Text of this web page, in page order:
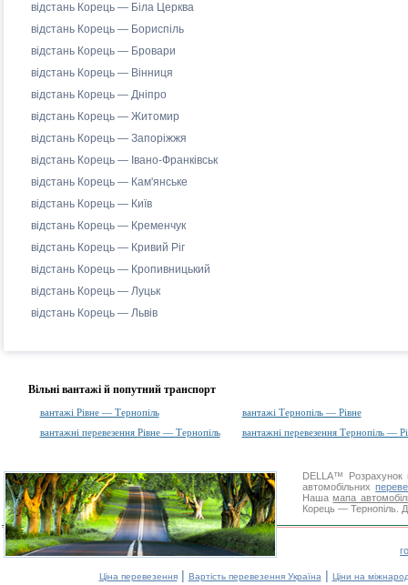
відстань Корець — Біла Церква
відстань Корець — Бориспіль
відстань Корець — Бровари
відстань Корець — Вінниця
відстань Корець — Дніпро
відстань Корець — Житомир
відстань Корець — Запоріжжя
відстань Корець — Івано-Франківськ
відстань Корець — Кам'янське
відстань Корець — Київ
відстань Корець — Кременчук
відстань Корець — Кривий Ріг
відстань Корець — Кропивницький
відстань Корець — Луцьк
відстань Корець — Львів
Вільні вантажі й попутний транспорт
вантажі Рівне — Тернопіль
вантажі Тернопіль — Рівне
вантажні перевезення Рівне — Тернопіль
вантажні перевезення Тернопіль —
DELLA™
Розрахунок
автомобільних
Нашамапа
Корець — Тернопіль.
Ціна перевезення| Вартість перевезення Україна | Ціни на